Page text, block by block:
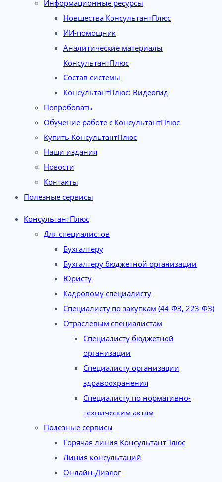
Информационные ресурсы
Новшества КонсультантПлюс
ИИ-помощник
Аналитические материалы
КонсультантПлюс
Состав системы
КонсультантПлюс: Видеогид
Попробовать
Обучение работе с КонсультантПлюс
Купить КонсультантПлюс
Наши издания
Новости
Контакты
Полезные сервисы
КонсультантПлюс
Для специалистов
Бухгалтеру
Бухгалтеру бюджетной организации
Юристу
Кадровому специалисту
Специалисту по закупкам (44-ФЗ, 223-ФЗ)
Отраслевым специалистам
Специалисту бюджетной
организации
Специалисту организации
здравоохранения
Специалисту по нормативно-
техническим актам
Полезные сервисы
Горячая линия КонсультантПлюс
Линия консультаций
Онлайн-Диалог